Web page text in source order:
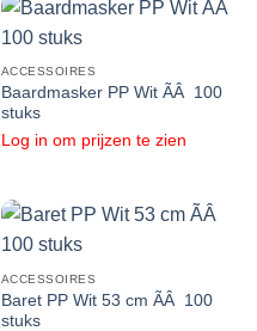
ACCESSOIRES
Baardmasker PP Wit ÃÂ 100
stuks
Log in om prijzen te zien
ACCESSOIRES
Baret PP Wit 53 cm ÃÂ 100
stuks